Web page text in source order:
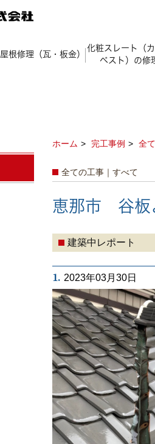
屋根修理（瓦・板金）
化粧スレート（
ベスト）の修
ホーム 完工事例 全
全ての工事｜すべて
恵那市 谷板
建築中レポート
1. 2023年03月30日